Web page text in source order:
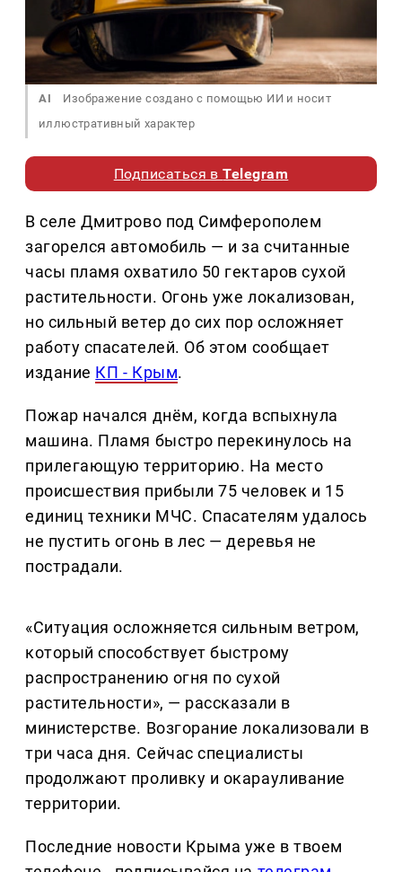
AI
Изображение создано с помощью ИИ и носит
иллюстративный характер
Подписаться вTelegram
В селе Дмитрово под Симферополем
загорелся автомобиль — и за считанные
часы пламя охватило 50 гектаров сухой
растительности. Огонь уже локализован,
но сильный ветер до сих пор осложняет
работу спасателей. Об этом сообщает
издание КП - Крым.
Пожар начался днём, когда вспыхнула
машина. Пламя быстро перекинулось на
прилегающую территорию. На место
происшествия прибыли 75 человек и 15
единиц техники МЧС. Спасателям удалось
не пустить огонь в лес — деревья не
пострадали.
«Ситуация осложняется сильным ветром,
который способствует быстрому
распространению огня по сухой
растительности», — рассказали в
министерстве. Возгорание локализовали в
три часа дня. Сейчас специалисты
продолжают проливку и окарауливание
территории.
Последние новости Крыма уже в твоем